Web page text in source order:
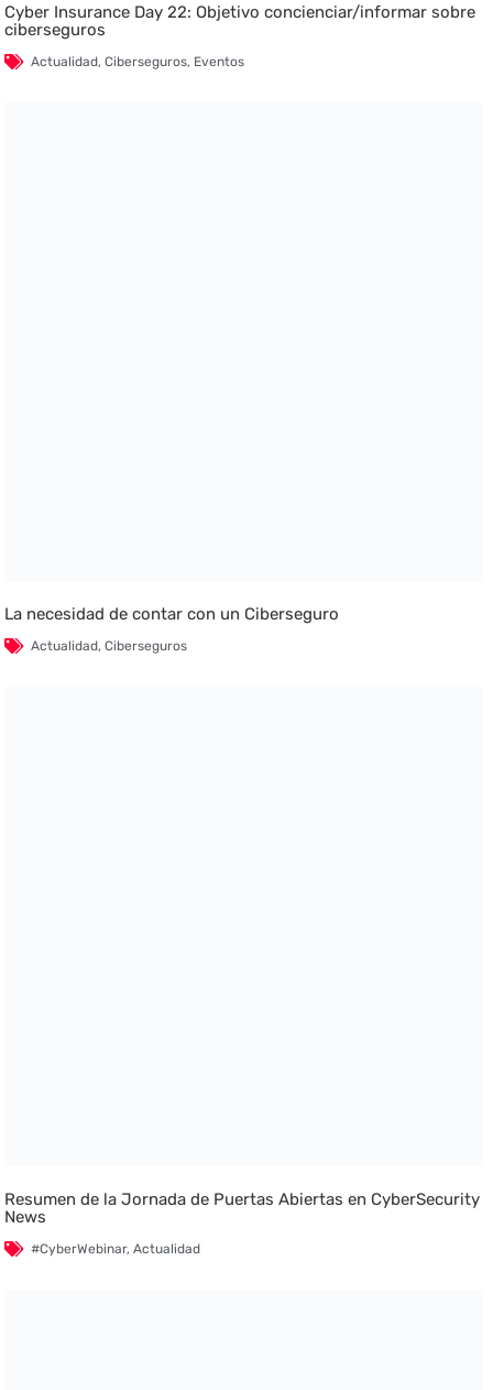
Cyber Insurance Day 22: Objetivo concienciar/informar sobre
ciberseguros
Actualidad,Ciberseguros, Eventos
La necesidad de contar con un Ciberseguro
Actualidad,Ciberseguros
Resumen de la Jornada de Puertas Abiertas en CyberSecurity
News
#CyberWebinar,Actualidad